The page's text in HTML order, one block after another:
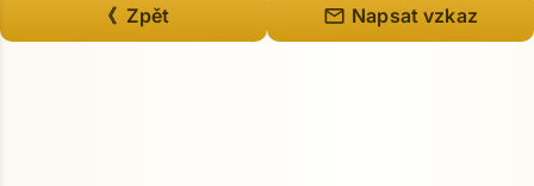
《 Zpět mail Napsat vzkaz